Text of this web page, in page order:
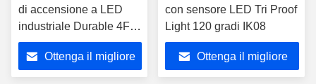
di accensione a LED
industriale Durable 4FT
emergenza LED Batten
Light con batteria di
emergenza 3000mAh
Ottenga il migliore
con sensore LED Tri Proof
Light 120 gradi IK08
Ottenga il migliore